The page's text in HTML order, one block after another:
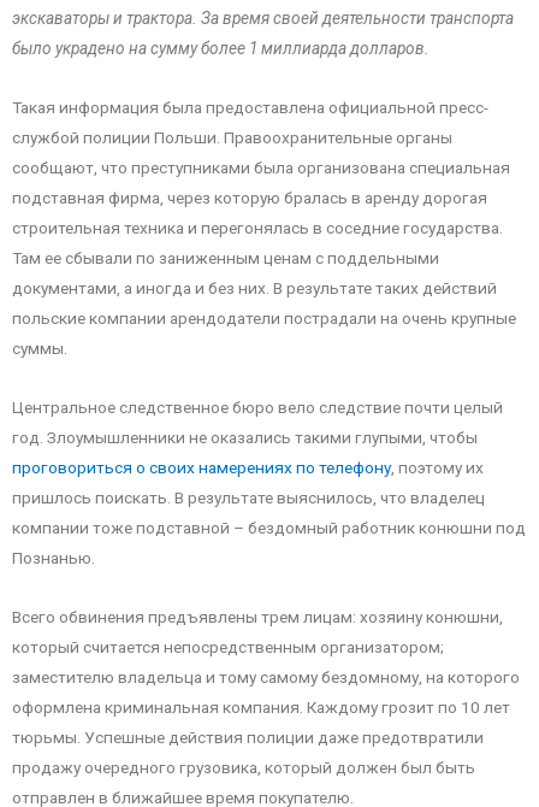
экскаваторы и трактора. За время своей деятельности транспорта
было украдено на сумму более 1 миллиарда долларов.
Такая информация была предоставлена официальной пресс-
службой полиции Польши. Правоохранительные органы
сообщают, что преступниками была организована специальная
подставная фирма, через которую бралась в аренду дорогая
строительная техника и перегонялась в соседние государства.
Там ее сбывали по заниженным ценам с поддельными
документами, а иногда и без них. В результате таких действий
польские компании арендодатели пострадали на очень крупные
суммы.
Центральное следственное бюро вело следствие почти целый
год. Злоумышленники не оказались такими глупыми, чтобы
проговориться о своих намерениях по телефону, поэтому их
пришлось поискать. В результате выяснилось, что владелец
компании тоже подставной – бездомный работник конюшни под
Познанью.
Всего обвинения предъявлены трем лицам: хозяину конюшни,
который считается непосредственным организатором;
заместителю владельца и тому самому бездомному, на которого
оформлена криминальная компания. Каждому грозит по 10 лет
тюрьмы. Успешные действия полиции даже предотвратили
продажу очередного грузовика, который должен был быть
отправлен в ближайшее время покупателю.